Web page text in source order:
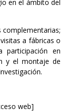
en el ámbito del
a fábricas o
participación en
y el montaje de
web]